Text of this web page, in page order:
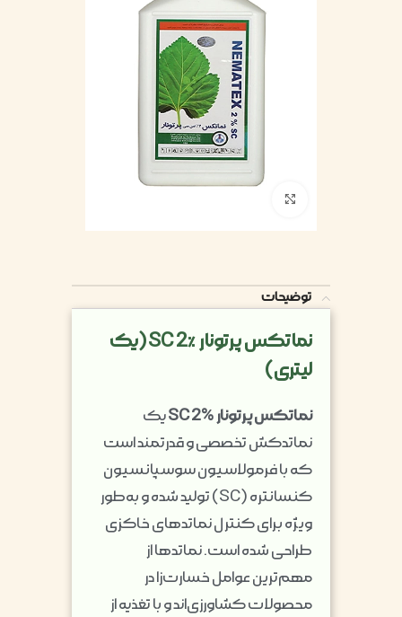
توضیحات
نماتکس پرتونار SC 2٪ (یک
لیتری)
نماتکس پرتونار SC 2%
یک
نماتدکش تخصصی و قدرتمند است
که با فرمولاسیون سوسپانسیون
کنسانتره (SC) تولید شده و به‌طور
ویژه برای کنترل نماتدهای خاکزی
طراحی شده است. نماتدها از
مهم‌ترین عوامل خسارت‌زا در
محصولات کشاورزی‌اند و با تغذیه از